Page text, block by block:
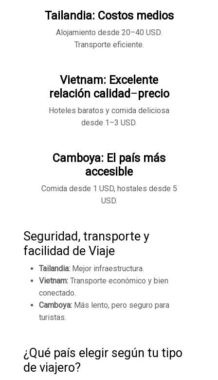
Tailandia: Costos medios
Alojamiento desde 20–40 USD.
Transporte eficiente.
Vietnam: Excelente
relación calidad–precio
Hoteles baratos y comida deliciosa
desde 1–3 USD.
Camboya: El país más
accesible
Comida desde 1 USD, hostales desde 5
USD.
Seguridad, transporte y
facilidad de Viaje
Tailandia: Mejor infraestructura.
Vietnam: Transporte económico y bien
conectado.
Camboya: Más lento, pero seguro para
turistas.
¿Qué país elegir según tu tipo
de viajero?